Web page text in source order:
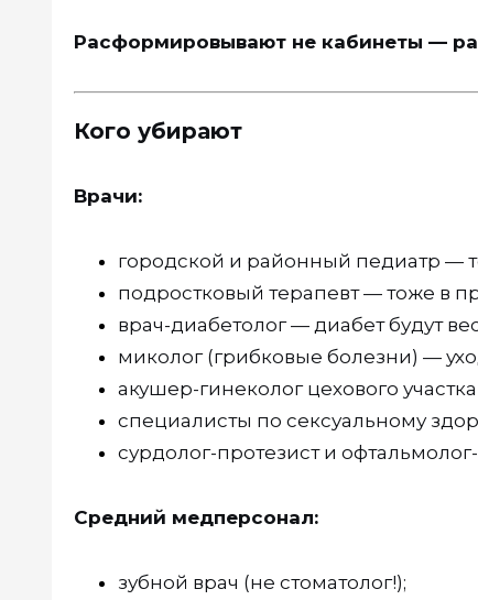
Расформировывают не кабинеты —
Кого убирают
Врачи:
городской и районный педиатр —
подростковый терапевт — тоже в
врач-диабетолог — диабет будут
миколог (грибковые болезни) —
акушер-гинеколог цехового
специалисты по сексуальному
сурдолог-протезист и
Средний медперсонал:
зубной врач (не стоматолог!);